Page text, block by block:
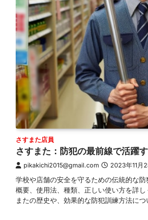
さすまた店員
さすまた：防犯の最前線で活躍
pikakichi2015@gmail.com 2023年11月
学校や店舗の安全を守るための伝統的な
概要、使用法、種類、正しい使い方を詳
またの歴史や、効果的な防犯訓練方法につ